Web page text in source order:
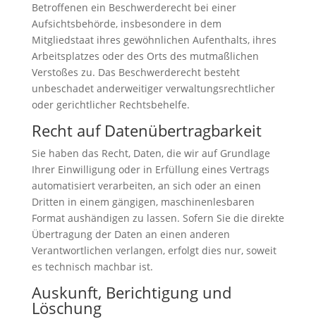
Betroffenen ein Beschwerderecht bei einer
Aufsichtsbehörde, insbesondere in dem
Mitgliedstaat ihres gewöhnlichen Aufenthalts, ihres
Arbeitsplatzes oder des Orts des mutmaßlichen
Verstoßes zu. Das Beschwerderecht besteht
unbeschadet anderweitiger verwaltungsrechtlicher
oder gerichtlicher Rechtsbehelfe.
Recht auf Daten­übertrag­barkeit
Sie haben das Recht, Daten, die wir auf Grundlage
Ihrer Einwilligung oder in Erfüllung eines Vertrags
automatisiert verarbeiten, an sich oder an einen
Dritten in einem gängigen, maschinenlesbaren
Format aushändigen zu lassen. Sofern Sie die direkte
Übertragung der Daten an einen anderen
Verantwortlichen verlangen, erfolgt dies nur, soweit
es technisch machbar ist.
Auskunft, Berichtigung und
Löschung